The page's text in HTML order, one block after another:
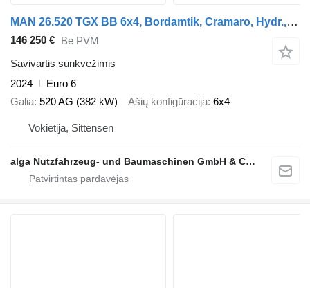
MAN 26.520 TGX BB 6x4, Bordamtik, Cramaro, Hydr.,AHK
146 250 € Be PVM
Savivartis sunkvežimis
2024
Euro 6
Galia 520 AG (382 kW) Ašių konfigūracija 6x4
Vokietija, Sittensen
alga Nutzfahrzeug- und Baumaschinen GmbH & Co. KG